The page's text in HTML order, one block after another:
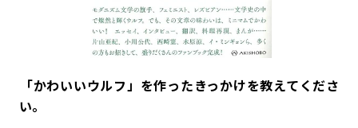
――「かわいいウルフ」を作ったきっかけを教えてくださ
い。